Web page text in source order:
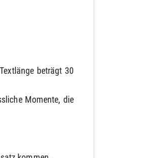
beträgt 30
Momente, die